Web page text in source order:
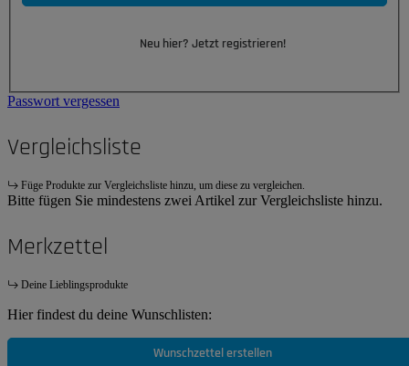
Neu hier? Jetzt registrieren!
Passwort vergessen
Vergleichsliste
Füge Produkte zur Vergleichsliste hinzu, um diese zu vergleichen.
Bitte fügen Sie mindestens zwei Artikel zur Vergleichsliste hinzu.
Merkzettel
Deine Lieblingsprodukte
Hier findest du deine Wunschlisten:
Wunschzettel erstellen